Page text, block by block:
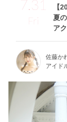
7.31
Fri
【
夏
ア
佐藤か
アイド